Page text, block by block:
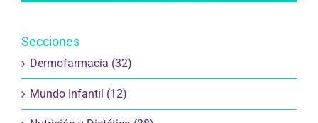
Secciones
Dermofarmacia (32)
Mundo Infantil (12)